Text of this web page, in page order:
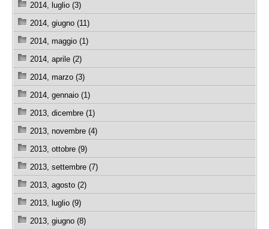
2014, luglio (3)
2014, giugno (11)
2014, maggio (1)
2014, aprile (2)
2014, marzo (3)
2014, gennaio (1)
2013, dicembre (1)
2013, novembre (4)
2013, ottobre (9)
2013, settembre (7)
2013, agosto (2)
2013, luglio (9)
2013, giugno (8)